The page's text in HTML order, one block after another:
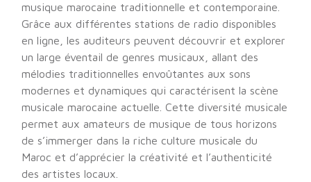
musique marocaine traditionnelle et contemporaine.
Grâce aux différentes stations de radio disponibles
en ligne, les auditeurs peuvent découvrir et explorer
un large éventail de genres musicaux, allant des
mélodies traditionnelles envoûtantes aux sons
modernes et dynamiques qui caractérisent la scène
musicale marocaine actuelle. Cette diversité musicale
permet aux amateurs de musique de tous horizons
de s’immerger dans la riche culture musicale du
Maroc et d’apprécier la créativité et l’authenticité
des artistes locaux.